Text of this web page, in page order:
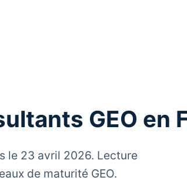
GEO en
le 23 avril 2026. Lecture
de maturité GEO.